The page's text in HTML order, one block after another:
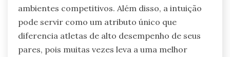
ambientes competitivos. Além disso, a intuição
pode servir como um atributo único que
diferencia atletas de alto desempenho de seus
pares, pois muitas vezes leva a uma melhor